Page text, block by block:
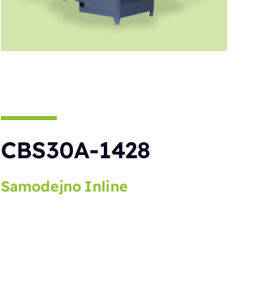
CBS30A-1428
Samodejno Inline